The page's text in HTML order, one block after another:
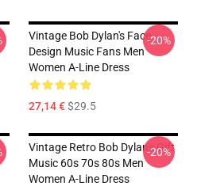
Vintage Bob Dylan's Face
Design Music Fans Men
Women A-Line Dress
27,14 €$29.5
-20%
Vintage Retro Bob Dylan's Gift
Music 60s 70s 80s Men
Women A-Line Dress
-20%